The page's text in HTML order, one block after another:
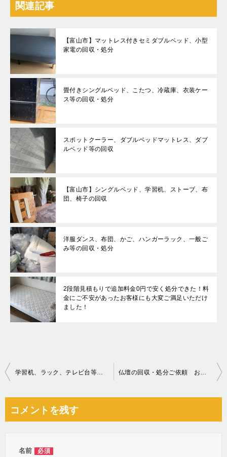
関連記事
【富山市】マットレス付きセミダブルベッド、小型
家電の回収・処分
畳付きシングルベッド、こたつ、冷蔵庫、衣装ケー
ス等の回収・処分
スポットクーラー、ダブルベッドマットレス、ダブ
ルベッド等の回収
【富山市】シングルベッド、学習机、ストーブ、布
団、椅子の回収
洋服ダンス、布団、かご、ハンガーラック、一般ご
み等の回収・処分
2段階見積もりで追加料金0円で安く処分できた！料
金にご不安があったお客様にも大変ご満足いただけ
ました！
投
ビ
学習机、ラック、テレビ台等の回収・処分ご依頼 お客様の声 仏壇の回収・処分ご依頼 お客様の声
コメントを残す
名前 必須